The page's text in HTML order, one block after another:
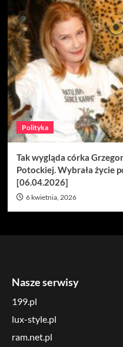
Polityka
Tak wygląda córka
Potockiej. Wybrała życie
[06.04.2026]
6 kwietnia, 2026
Nasze serwisy
199.pl
lux-style.pl
ram.net.pl